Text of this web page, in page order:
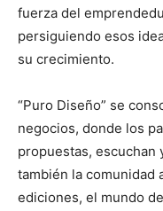
fuerza del
persiguiendo esos
su crecimiento.
“Puro Diseño” se
negocios, donde los
propuestas, escuchan
también la comunidad
ediciones, el mundo